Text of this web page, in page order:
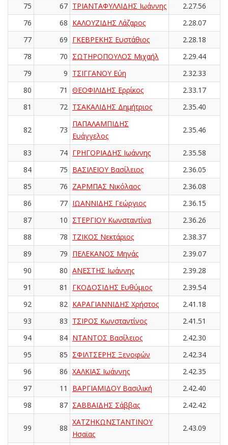
75
67 ΤΡΙΑΝΤΑΦΥΛΛΙΔΗΣ Ιωάννης
2.27.56
76
68 ΚΑΛΟΥΖΙΔΗΣ Λάζαρος
2.28.07
77
69 ΓΚΕΒΡΕΚΗΣ Ευστάθιος
2.28.18
78
70 ΣΩΤΗΡΟΠΟΥΛΟΣ Μιχαήλ
2.29.44
79
9 ΤΣΙΓΓΑΝΟΥ Εύη
2.32.33
80
71 ΘΕΟΦΙΛΙΔΗΣ Ερρίκος
2.33.17
81
72 ΤΣΑΚΑΛΙΔΗΣ Δημήτριος 2.35.40
82 73
ΠΑΠΑΛΑΜΠΙΔΗΣ
Ευάγγελος
2.35.46
83 74 ΓΡΗΓΟΡΙΑΔΗΣ Ιωάννης
2.35.58
84
75 ΒΑΣΙΛΕΙΟΥ Βασίλειος
2.36.05
85
76 ΖΑΡΜΠΑΣ Νικόλαος
2.36.08
86
77 ΙΩΑΝΝΙΔΗΣ Γεώργιος
2.36.15
87
10 ΣΤΕΡΓΙΟΥ Κωνσταντίνα
2.36.26
88
78 ΤΖΙΚΟΣ Νεκτάριος
2.38.37
89
79 ΠΕΛΕΚΑΝΟΣ Μηνάς
2.39.07
90
80 ΑΝΕΣΤΗΣ Ιωάννης
2.39.28
91
81 ΓΚΟΔΟΣΙΔΗΣ Ευθύμιος
2.39.54
92
82 ΚΑΡΑΓΙΑΝΝΙΔΗΣ Χρήστος
2.41.18
93
83 ΤΣΙΡΟΣ Κωνσταντίνος
2.41.51
94
84 ΝΤΑΝΤΟΣ Βασίλειος
2.42.30
95
85 ΣΦΙΛΤΣΕΡΗΣ Ξενοφών
2.42.34
96
86 ΧΑΛΚΙΑΣ Ιωάννης
2.42.35
97
11 ΒΑΡΓΙΑΜΙΔΟΥ Βασιλική
2.42.40
98
87 ΣΑΒΒΑΪΔΗΣ Σάββας 2.42.42
99 88
ΧΑΤΖΗΚΩΝΣΤΑΝΤΙΝΟΥ
Ησαϊας
2.43.09